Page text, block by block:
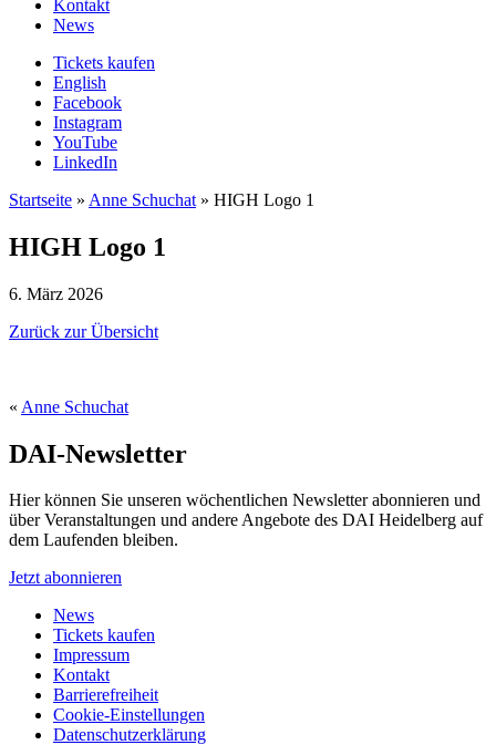
Kontakt
News
Tickets kaufen
English
Facebook
Instagram
YouTube
LinkedIn
Startseite » Anne Schuchat » HIGH Logo 1
HIGH Logo 1
6. März 2026
Zurück zur Übersicht
« Anne Schuchat
DAI-Newsletter
Hier können Sie unseren wöchentlichen Newsletter abonnieren und
über Veranstaltungen und andere Angebote des DAI Heidelberg auf
dem Laufenden bleiben.
Jetzt abonnieren
News
Tickets kaufen
Impressum
Kontakt
Barrierefreiheit
Cookie-Einstellungen
Datenschutzerklärung